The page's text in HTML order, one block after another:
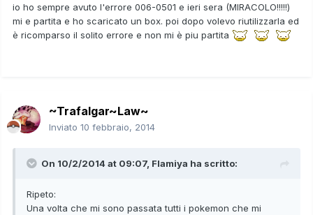
io ho sempre avuto l'errore 006-0501 e ieri sera (MIRACOLO!!!!!)
mi e partita e ho scaricato un box. poi dopo volevo riutilizzarla ed
è ricomparso il solito errore e non mi è piu partita
~Trafalgar~Law~
Inviato 10 febbraio, 2014
On 10/2/2014 at 09:07, Flamiya ha scritto:
Ripeto:
Una volta che mi sono passata tutti i pokemon che mi